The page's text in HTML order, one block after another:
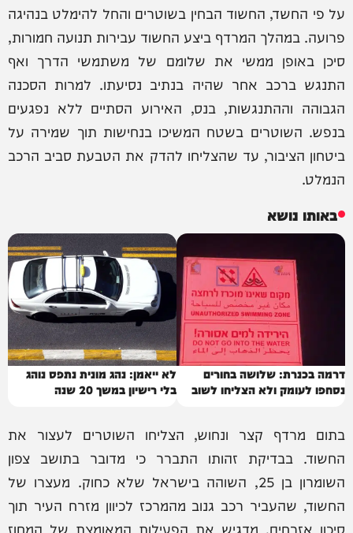
על פי החשד, החשוד הבחין בשוטרים והחל להימלט בנהיגה
פרועה. במהלך המרדף ביצע החשוד עבירות תנועה חמורות,
סיכן באופן ממשי את שלומם של משתמשי הדרך ואף
התנגש ברכב אחר שהיה בנתיב נסיעתו. למרות הסכנה
הגבוהה וההתנגשות, בנס, האירוע הסתיים ללא נפגעים
בנפש. השוטרים בשטח המשיכו בנחישות תוך שמירה על
ביטחון הציבור, עד שהצליחו להדק את הטבעת סביב הרכב
הנמלט.
באותו נושא
דרמה בכנרת: שלושה בחורים
נסחפו לעומק ולא הצליחו לשוב
לא ייאמן: נהג מונית נתפס נוהג
בלי רישיון במשך 20 שנה
בתום מרדף קצר ונחוש, הצליחו השוטרים לעצור את
החשוד. בבדיקת זהותו התברר כי מדובר בתושב צפון
השומרון בן 25, השוהה בישראל שלא כחוק. מעצרו של
החשוד, שהעביר רכב גנוב מהמרכז לכיוון מזרח העיר תוך
סיכון אזרחים, מדגיש את הפעילות המאומצת של המחוז